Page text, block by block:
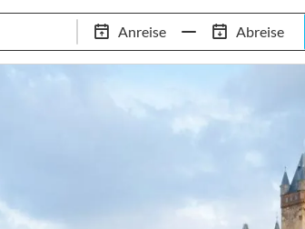
Anreise Abreise
97,8% Weiterempfehlungsrate 20+ Jahre